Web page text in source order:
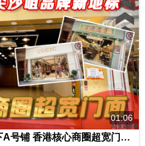
01:06
独家代理 金马商业大厦地下A号铺 香港核心商圈超宽门面 打造尖沙咀品牌新地标